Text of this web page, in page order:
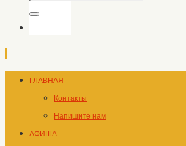
Поиск
Перейти
содержимому
ГЛАВНАЯ
Контакты
Напишите нам
АФИША